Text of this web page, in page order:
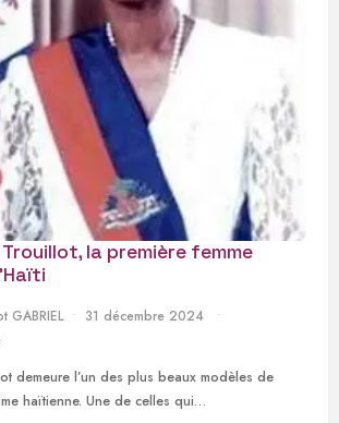
la première femme
GABRIEL
31 décembre 2024
demeure l’un des plus beaux modèles de
haïtienne. Une de celles qui…